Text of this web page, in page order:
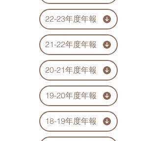
22-23年度年報
21-22年度年報
20-21年度年報
19-20年度年報
18-19年度年報